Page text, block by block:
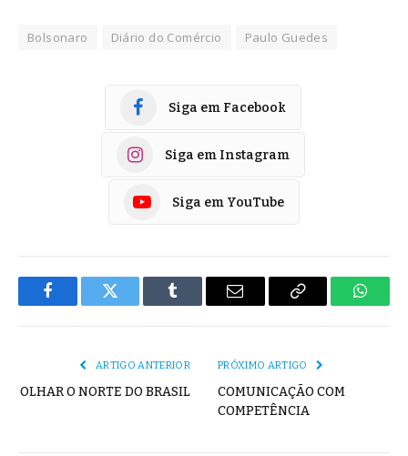
Bolsonaro Diário do Comércio Paulo Guedes
Siga em Facebook
Siga em Instagram
Siga em YouTube
FacebookTwitter Tumblr
E-
Copiar
ARTIGO ANTERIOR
OLHAR O NORTE DO BRASIL
PRÓXIMO ARTIGO
COMUNICAÇÃO COM
COMPETÊNCIA